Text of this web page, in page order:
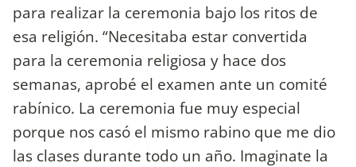
para realizar la ceremonia bajo los ritos de
esa religión. “Necesitaba estar convertida
para la ceremonia religiosa y hace dos
semanas, aprobé el examen ante un comité
rabínico. La ceremonia fue muy especial
porque nos casó el mismo rabino que me dio
las clases durante todo un año. Imaginate la